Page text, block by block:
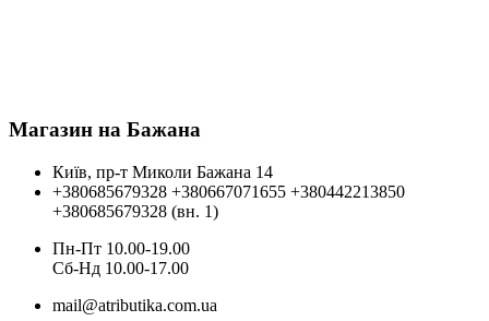
Магазин на Бажана
Київ, пр-т Миколи Бажана 14
+380685679328 +380667071655 +380442213850
+380685679328 (вн. 1)
Пн-Пт 10.00-19.00
Cб-Нд 10.00-17.00
mail@atributika.com.ua